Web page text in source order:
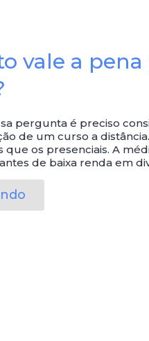
vale a
pergunta é preciso
de um curso a
que os presenciais. A
de baixa renda em